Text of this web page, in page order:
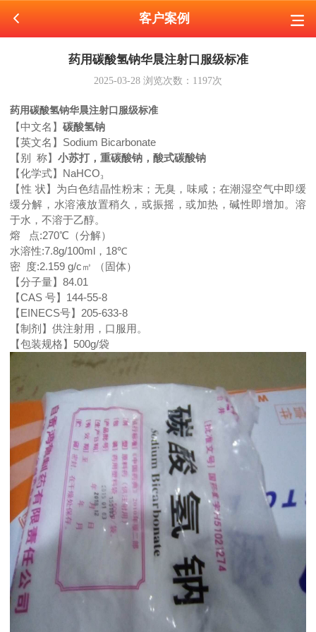
客户案例
药用碳酸氢钠华晨注射口服级标准
2025-03-28 浏览次数： 1197次
药用碳酸氢钠华晨注射口服级标准
【中文名】碳酸氢钠
【英文名】 Sodium Bicarbonate
【别
称】小苏打，重碳酸钠，酸式碳酸钠
【化学式】
NaHCO₃
【性 状】为白色结晶性粉末；无臭，味咸；在潮湿空气中即缓
缓分解，水溶液放置稍久，或振摇，或加热，碱性即增加。溶
于水，不溶于乙醇。
熔
点:270℃ （分解）
水溶性:7.8g/100ml ， 18℃
密 度:2.159 g/c㎥
（固体）
【分子量】84.01
【CAS号】 144-55-8
【 EINECS号】205-633-8
【制剂】供注射用，口服用。
【包装规格】 500g/袋